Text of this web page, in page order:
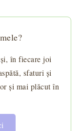
în fiecare joi
sfaturi și
și mai plăcut în